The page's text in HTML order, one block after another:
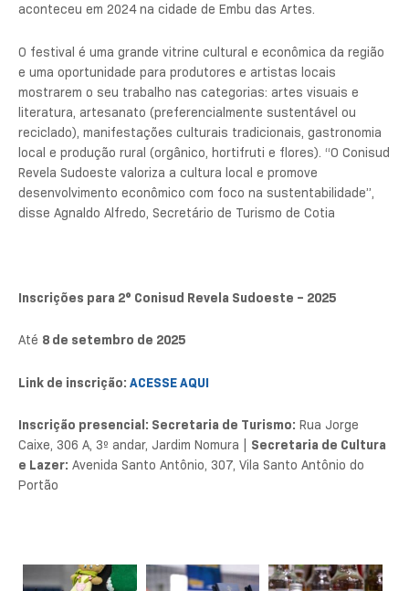
aconteceu em 2024 na cidade de Embu das Artes.
O festival é uma grande vitrine cultural e econômica da região
e uma oportunidade para produtores e artistas locais
mostrarem o seu trabalho nas categorias: artes visuais e
literatura, artesanato (preferencialmente sustentável ou
reciclado), manifestações culturais tradicionais, gastronomia
local e produção rural (orgânico, hortifruti e flores). “O Conisud
Revela Sudoeste valoriza a cultura local e promove
desenvolvimento econômico com foco na sustentabilidade”,
disse Agnaldo Alfredo, Secretário de Turismo de Cotia
Inscrições para 2° Conisud Revela Sudoeste – 2025
Até 8 de setembro de 2025
Link de inscrição: ACESSE AQUI
Inscrição presencial: Secretaria de Turismo: Rua Jorge
Caixe, 306 A, 3º andar, Jardim Nomura | Secretaria de Cultura
e Lazer: Avenida Santo Antônio, 307, Vila Santo Antônio do
Portão